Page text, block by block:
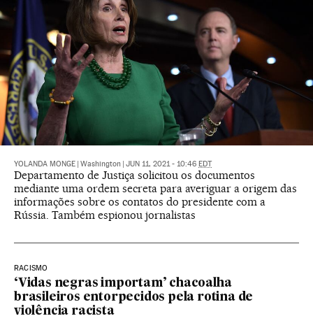
YOLANDA MONGE Washington JUN 11, 2021 - 10:46 EDT
Departamento de Justiça solicitou os documentos
mediante uma ordem secreta para averiguar a origem das
informações sobre os contatos do presidente com a
Rússia. Também espionou jornalistas
RACISMO
‘Vidas negras importam’ chacoalha
brasileiros entorpecidos pela rotina de
violência racista